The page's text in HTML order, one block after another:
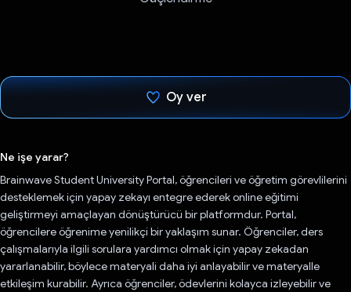
Oy ver
Ne işe yarar?
Brainwave Student University Portal, öğrencileri ve öğretim görevlilerini
desteklemek için yapay zekayı entegre ederek online eğitimi
geliştirmeyi amaçlayan dönüştürücü bir platformdur. Portal,
öğrencilere öğrenime yenilikçi bir yaklaşım sunar. Öğrenciler, ders
çalışmalarıyla ilgili sorulara yardımcı olmak için yapay zekadan
yararlanabilir, böylece materyali daha iyi anlayabilir ve materyalle
etkileşim kurabilir. Ayrıca öğrenciler, ödevlerini kolayca izleyebilir ve